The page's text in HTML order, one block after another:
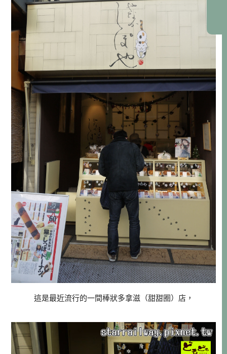
這是最近流行的一間棒狀多拿滋（甜甜圈）店，